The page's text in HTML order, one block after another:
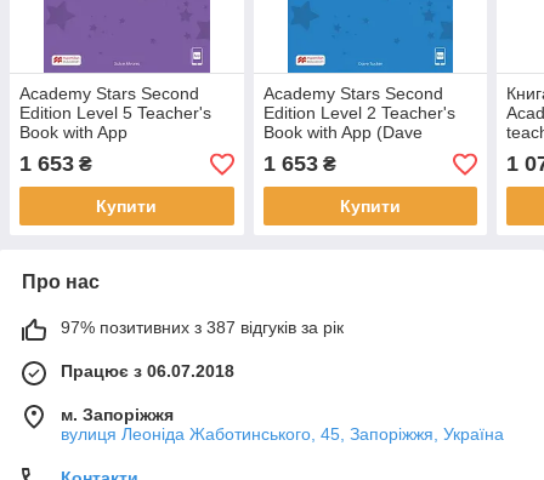
Academy Stars Second
Edition Level 5 Teacher's
Book with App
1 653 ₴
Купити
Academy Stars Second
Edition Level 2 Teacher's
Book with App (Dave
Tucker) (Книга для
учителя)
1 653₴
Купити
1
Про нас
97% позитивних з 387 відгуків за рік
Працює з 06.07.2018
м. Запоріжжя
вулиця Леоніда Жаботинського, 45, Запоріжжя, Україна